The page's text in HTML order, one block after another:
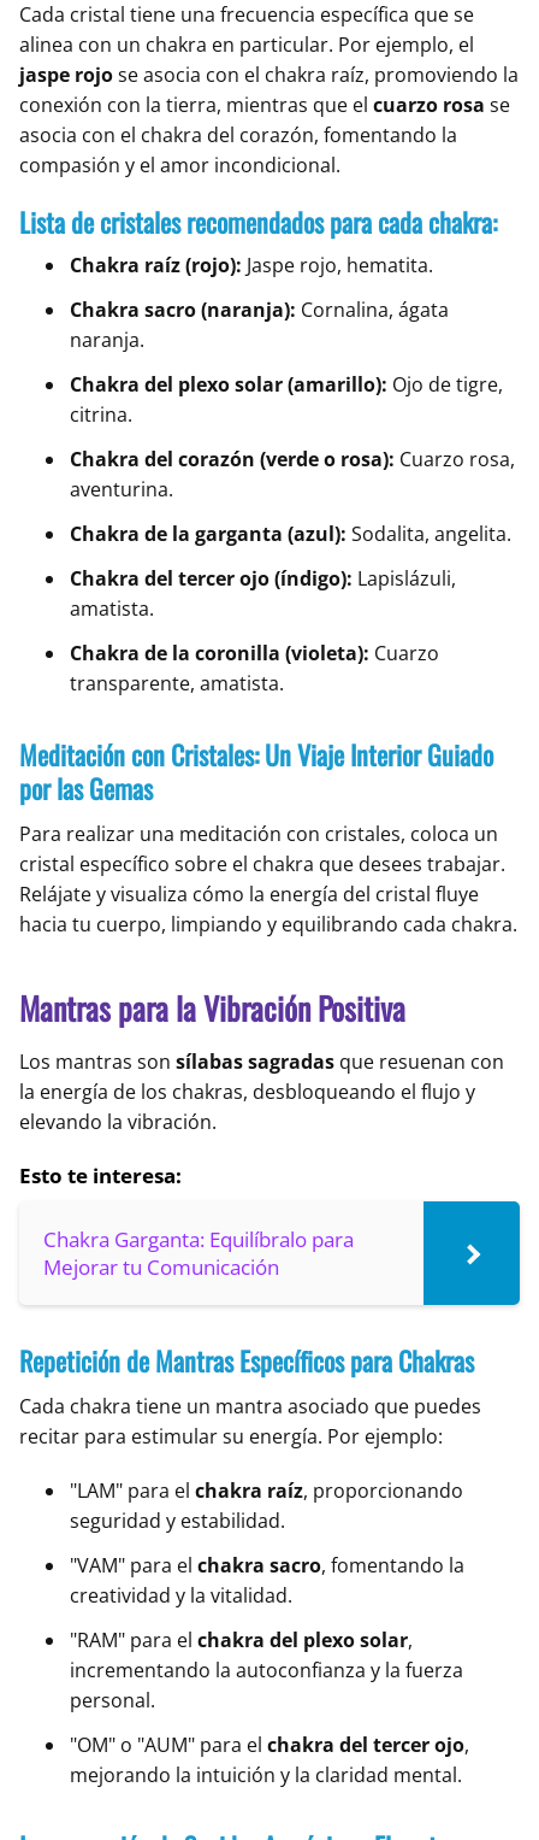
Cada cristal tiene una frecuencia específica que se
alinea con un chakra en particular. Por ejemplo, el
jaspe rojose asocia con el chakra raíz, promoviendo la
conexión con la tierra, mientras que el cuarzo rosa se
asocia con el chakra del corazón, fomentando la
compasión y el amor incondicional.
Lista de cristales recomendados para cada chakra:
Chakra raíz (rojo): Jaspe rojo, hematita.
Chakra sacro (naranja): Cornalina, ágata
naranja.
Chakra del plexo solar (amarillo): Ojo de tigre,
citrina.
Chakra del corazón (verde o rosa): Cuarzo rosa,
aventurina.
Chakra de la garganta (azul): Sodalita, angelita.
Chakra del tercer ojo (índigo): Lapislázuli,
amatista.
Chakra de la coronilla (violeta): Cuarzo
transparente, amatista.
Meditación con Cristales: Un Viaje Interior Guiado
por las Gemas
Para realizar una meditación con cristales, coloca un
cristal específico sobre el chakra que desees trabajar.
Relájate y visualiza cómo la energía del cristal fluye
hacia tu cuerpo, limpiando y equilibrando cada chakra.
Mantras para la Vibración Positiva
Los mantras son sílabas sagradas que resuenan con
la energía de los chakras, desbloqueando el flujo y
elevando la vibración.
Esto te interesa:
Chakra Garganta: Equilíbralo para
Mejorar tu Comunicación
Repetición de Mantras Específicos para Chakras
Cada chakra tiene un mantra asociado que puedes
recitar para estimular su energía. Por ejemplo:
"LAM" para el chakra raíz, proporcionando
seguridad y estabilidad.
"VAM" para el chakra sacro, fomentando la
creatividad y la vitalidad.
"RAM" para el chakra del plexo solar,
incrementando la autoconfianza y la fuerza
personal.
"OM" o "AUM" para el chakra del tercer ojo,
mejorando la intuición y la claridad mental.